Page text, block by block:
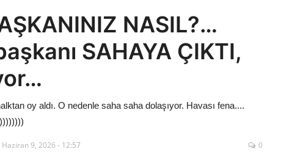
NASIL?…
SAHAYA ÇIKTI,
oy aldı. O nedenle saha saha dolaşıyor. Havası fena....
9, 2026 - 12:57 0